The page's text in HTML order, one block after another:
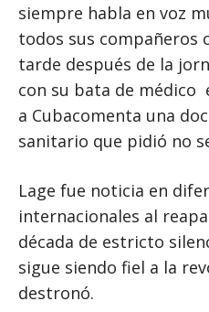
siempre habla en voz
todos sus compañeros
tarde después de la
con su bata de médico
a Cubacomenta una
sanitario que pidió no
Lage fue noticia en
internacionales al
década de estricto
sigue siendo fiel a la
destronó.